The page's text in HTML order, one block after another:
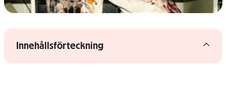
Visa/dölj innehållsförteckning
Innehållsförteckning